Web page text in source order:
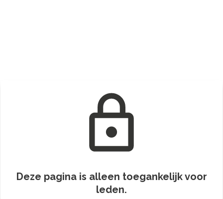
Deze pagina is alleen toegankelijk voor
leden.